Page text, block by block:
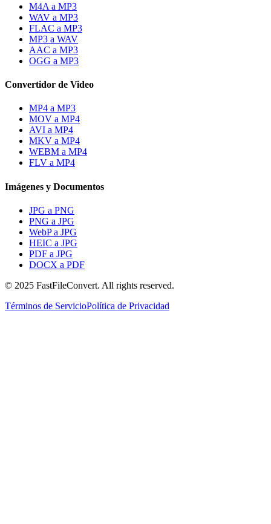
M4A a MP3
WAV a MP3
FLAC a MP3
MP3 a WAV
AAC a MP3
OGG a MP3
Convertidor de Video
MP4 a MP3
MOV a MP4
AVI a MP4
MKV a MP4
WEBM a MP4
FLV a MP4
Imágenes y Documentos
JPG a PNG
PNG a JPG
WebP a JPG
HEIC a JPG
PDF a JPG
DOCX a PDF
© 2025 FastFileConvert. All rights reserved.
Términos de ServicioPolítica de Privacidad